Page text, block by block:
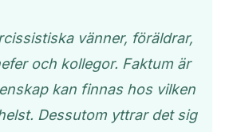
vänner, föräldrar,
och kollegor. Faktum är
kan finnas hos vilken
Dessutom yttrar det sig